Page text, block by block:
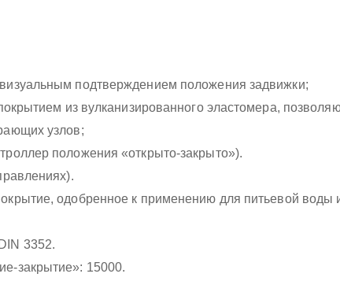
подтверждением положения задвижки;
из вулканизированного эластомера,
узлов;
положения «открыто-закрыто»).
одобренное к применению для питьевой воды
3352.
закрытие»: 15000.